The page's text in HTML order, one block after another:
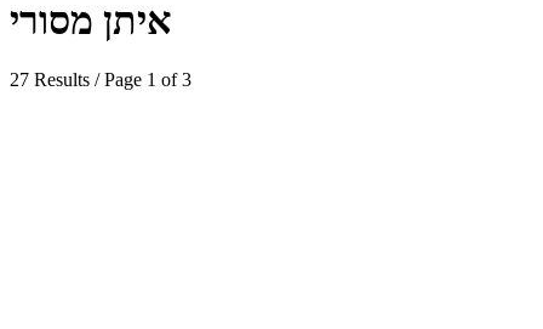
איתן מסורי
27 Results / Page 1 of 3